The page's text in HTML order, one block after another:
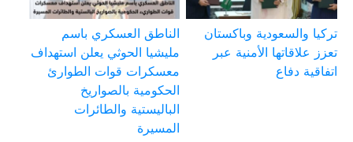
تركيا والسعودية وباكستان
تعزز علاقاتها الأمنية عبر
اتفاقية دفاع
الناطق العسكري باسم
مليشيا الحوثي يعلن استهداف
معسكرات قوات الطوارئ
الحكومية بالصواريخ
الباليستية والطائرات
المسيرة